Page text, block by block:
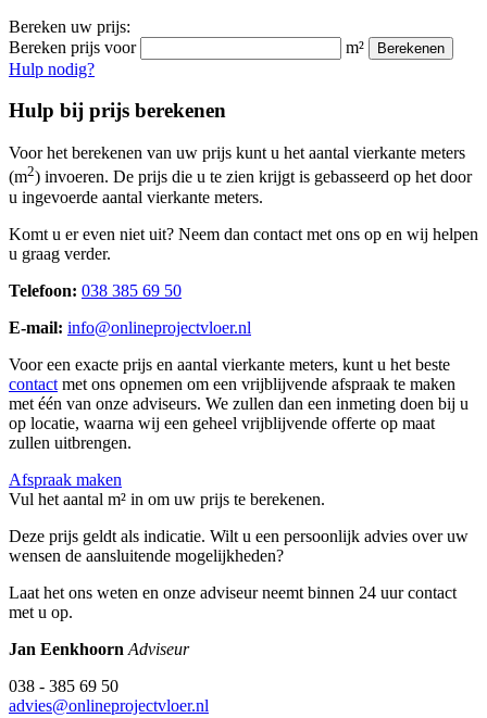
Bereken uw prijs:
Bereken prijs voor
m² Berekenen
Hulp nodig?
Hulp bij prijs berekenen
Voor het berekenen van uw prijs kunt u het aantal vierkante meters
(m2) invoeren. De prijs die u te zien krijgt is gebasseerd op het door
u ingevoerde aantal vierkante meters.
Komt u er even niet uit? Neem dan contact met ons op en wij helpen
u graag verder.
Telefoon: 038 385 69 50
E-mail: info@onlineprojectvloer.nl
Voor een exacte prijs en aantal vierkante meters, kunt u het beste
contact met ons opnemen om een vrijblijvende afspraak te maken
met één van onze adviseurs. We zullen dan een inmeting doen bij u
op locatie, waarna wij een geheel vrijblijvende offerte op maat
zullen uitbrengen.
Afspraak maken
Vul het aantal m² in om uw prijs te berekenen.
Deze prijs geldt als indicatie. Wilt u een persoonlijk advies over uw
wensen de aansluitende mogelijkheden?
Laat het ons weten en onze adviseur neemt binnen 24 uur contact
met u op.
Jan Eenkhoorn Adviseur
038 - 385 69 50
advies@onlineprojectvloer.nl